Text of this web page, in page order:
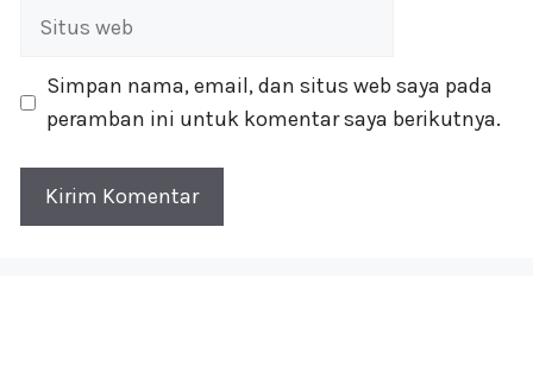
Situs
Simpan nama, email, dan situs web saya pada
peramban ini untuk komentar saya berikutnya.